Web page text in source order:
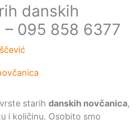
danskih
– 095 858 6377
starih danskih novčanica,
i količinu. Osobito smo